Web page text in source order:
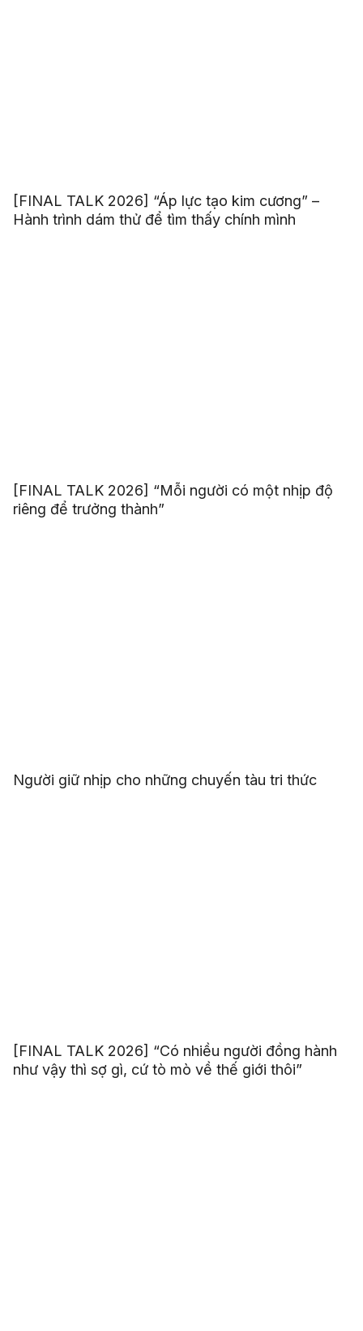
[FINAL TALK 2026] “Áp lực tạo kim cương” –
Hành trình dám thử để tìm thấy chính mình
[FINAL TALK 2026] “Mỗi người có một nhịp độ
riêng để trưởng thành”
Người giữ nhịp cho những chuyến tàu tri thức
[FINAL TALK 2026] “Có nhiều người đồng hành
như vậy thì sợ gì, cứ tò mò về thế giới thôi”